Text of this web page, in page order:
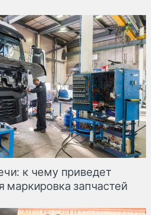
к чему приведет
маркировка запчастей